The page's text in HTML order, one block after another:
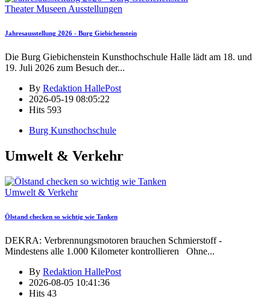
Theater Museen Ausstellungen
Jahresausstellung 2026 - Burg Giebichenstein
Die Burg Giebichenstein Kunsthochschule Halle lädt am 18. und
19. Juli 2026 zum Besuch der...
By Redaktion HallePost
2026-05-19 08:05:22
Hits 593
Burg Kunsthochschule
Umwelt & Verkehr
Umwelt & Verkehr
Ölstand checken so wichtig wie Tanken
DEKRA: Verbrennungsmotoren brauchen Schmierstoff -
Mindestens alle 1.000 Kilometer kontrollieren Ohne...
By Redaktion HallePost
2026-08-05 10:41:36
Hits 43